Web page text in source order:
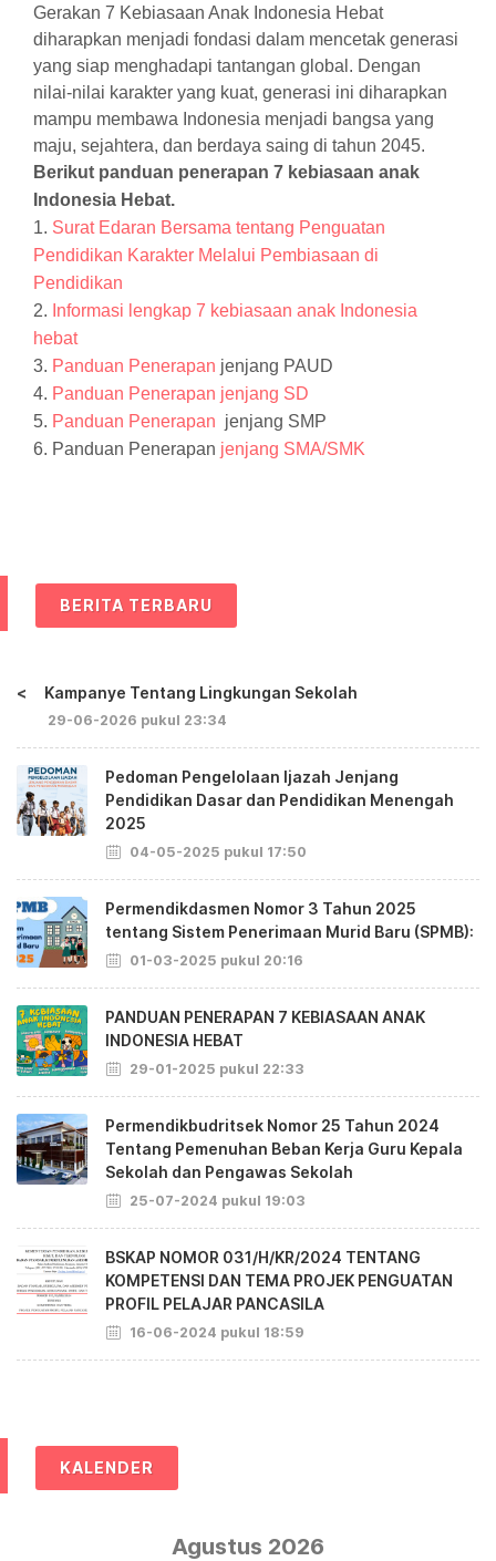
Gerakan 7 Kebiasaan Anak Indonesia Hebat
diharapkan menjadi fondasi dalam mencetak generasi
yang siap menghadapi tantangan global. Dengan
nilai-nilai karakter yang kuat, generasi ini diharapkan
mampu membawa Indonesia menjadi bangsa yang
maju, sejahtera, dan berdaya saing di tahun 2045.
Berikut panduan penerapan 7 kebiasaan anak
Indonesia Hebat.
1. Surat Edaran Bersama tentang Penguatan
Pendidikan Karakter Melalui Pembiasaan di
Pendidikan
2. Informasi lengkap 7 kebiasaan anak Indonesia
hebat
3. Panduan Penerapan jenjang PAUD
4. Panduan Penerapan jenjang SD
5. Panduan Penerapan jenjang SMP
6. Panduan Penerapan jenjang SMA/SMK
BERITA TERBARU
< Kampanye Tentang Lingkungan Sekolah
29-06-2026 pukul 23:34
Pedoman Pengelolaan Ijazah Jenjang
Pendidikan Dasar dan Pendidikan Menengah
2025
04-05-2025 pukul 17:50
Permendikdasmen Nomor 3 Tahun 2025
tentang Sistem Penerimaan Murid Baru (SPMB):
01-03-2025 pukul 20:16
PANDUAN PENERAPAN 7 KEBIASAAN ANAK
INDONESIA HEBAT
29-01-2025 pukul 22:33
Permendikbudritsek Nomor 25 Tahun 2024
Tentang Pemenuhan Beban Kerja Guru Kepala
Sekolah dan Pengawas Sekolah
25-07-2024 pukul 19:03
BSKAP NOMOR 031/H/KR/2024 TENTANG
KOMPETENSI DAN TEMA PROJEK PENGUATAN
PROFIL PELAJAR PANCASILA
16-06-2024 pukul 18:59
KALENDER
Agustus 2026